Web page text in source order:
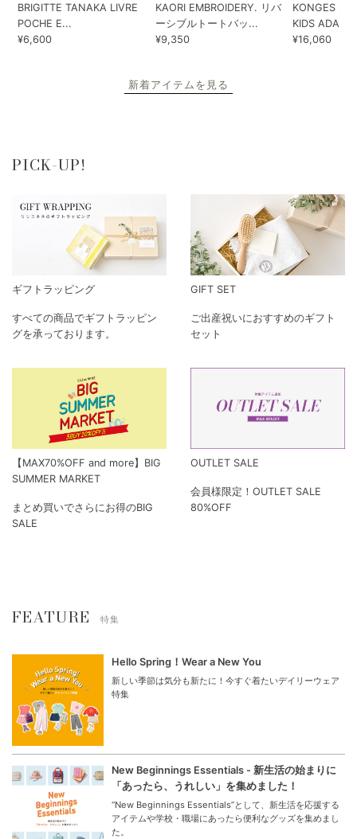
BRIGITTE TANAKA LIVRE
POCHE E...
¥6,600
KAORI EMBROIDERY. リバ
ーシブルトートバッ...
¥9,350
KONGES
KIDS ADA...
¥16,060
新着アイテムを見る
PICK-UP!
ギフトラッピング
すべての商品でギフトラッピン
グを承っております。
GIFT SET
ご出産祝いにおすすめのギフト
セット
【MAX70%OFF and more】BIG
SUMMER MARKET
まとめ買いでさらにお得のBIG
SALE
OUTLET SALE
会員様限定！OUTLET SALE
80%OFF
FEATURE 特集
Hello Spring！Wear a New You
新しい季節は気分も新たに！今すぐ着たいデイリーウェア
特集
New Beginnings Essentials - 新生活の始まりに
「あったら、うれしい」を集めました！
“New Beginnings Essentials”として、新生活を応援する
アイテムや学校・職場にあったら便利なグッズを集めまし
た。